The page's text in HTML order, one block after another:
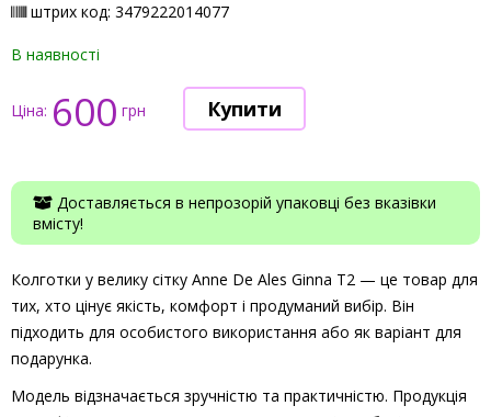
штрих код: 3479222014077
В наявності
Ціна: 600 грн
Доставляється в непрозорій упаковці без вказівки
вмісту!
Колготки у велику сітку Anne De Ales Ginna T2 — це товар для
тих, хто цінує якість, комфорт і продуманий вибір. Він
підходить для особистого використання або як варіант для
подарунка.
Модель відзначається зручністю та практичністю. Продукція